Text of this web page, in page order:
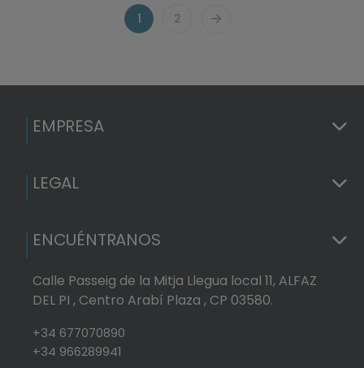
1 2
EMPRESA
LEGAL
ENCUÉNTRANOS
Calle Passeig de la Mitja Llegua local 11, ALFAZ
DEL PI , Centro Arabí Plaza , CP 03580.
+34 677070890
+34 966289941